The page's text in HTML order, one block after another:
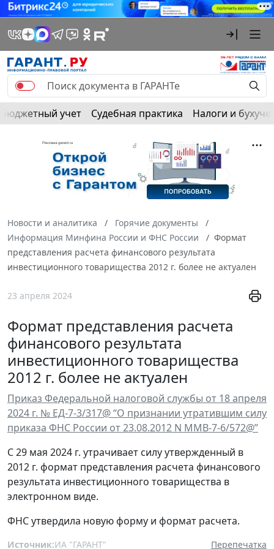
Бюджетный учет Судебная практика Налоги и
Новости и аналитика
Горячие документы
Информация Минфина России и ФНС России
Формат
представления расчета финансового результата
инвестиционного товарищества 2012 г. более не актуален
23 апреля 2024
Формат представления расчета
финансового результата
инвестиционного товарищества
2012 г. более не актуален
Приказ Федеральной налоговой службы от 18 апреля
2024 г. № ЕД-7-3/317@ “О признании утратившим силу
приказа ФНС России от 23.08.2012 N ММВ-7-6/572@”
С 29 мая 2024 г. утрачивает силу утвержденный в
2012 г. формат представления расчета финансового
результата инвестиционного товарищества в
электронном виде.
ФНС утвердила новую форму и формат расчета.
Источник:ИА "ГАРАНТ" Перепечатка